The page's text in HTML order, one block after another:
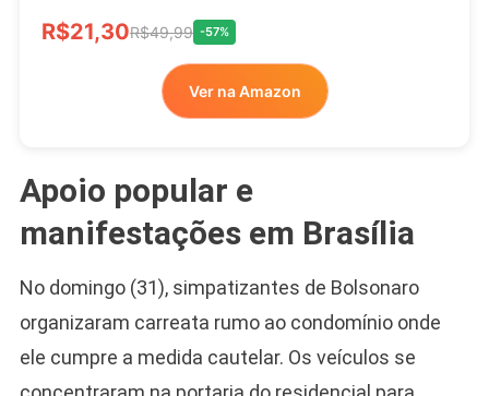
R$21,30R$49,99 -57%
Ver na Amazon
Apoio popular e
manifestações em Brasília
No domingo (31), simpatizantes de Bolsonaro
organizaram carreata rumo ao condomínio onde
ele cumpre a medida cautelar. Os veículos se